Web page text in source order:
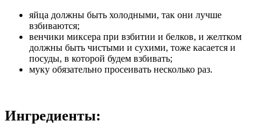
яйца должны быть холодными, так они лучше
взбиваются;
венчики миксера при взбитии и белков, и желтком
должны быть чистыми и сухими, тоже касается и
посуды, в которой будем взбивать;
муку обязательно просеивать несколько раз.
Ингредиенты: